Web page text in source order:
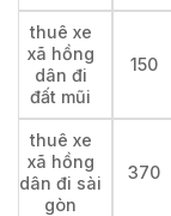
thuê xe
xã hồng
dân đi
đất mũi
150
thuê xe
xã hồng
dân đi sài
gòn
370